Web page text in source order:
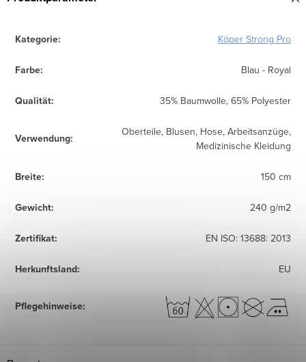
Kategorie: Köper Strong Pro
Farbe: Blau - Royal
Qualität: 35% Baumwolle, 65% Polyester
Verwendung:
Oberteile, Blusen, Hose, Arbeitsanzüge,
Medizinische Kleidung
Breite: 150 cm
Gewicht: 240 g/m2
Zertifikat: EN ISO: 13688: 2013
Herkunftsland: EU
Pflegehinweise: